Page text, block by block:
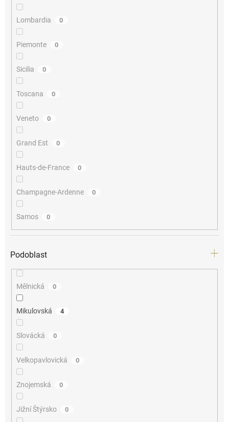
Lombardia 0
Piemonte 0
Sicilia 0
Toscana 0
Veneto 0
Grand Est 0
Hauts-de-France 0
Champagne-Ardenne 0
Samos 0
Podoblast
Mělnická 0
Mikulovská 4
Slovácká 0
Velkopavlovická 0
Znojemská 0
Jižní Štýrsko 0